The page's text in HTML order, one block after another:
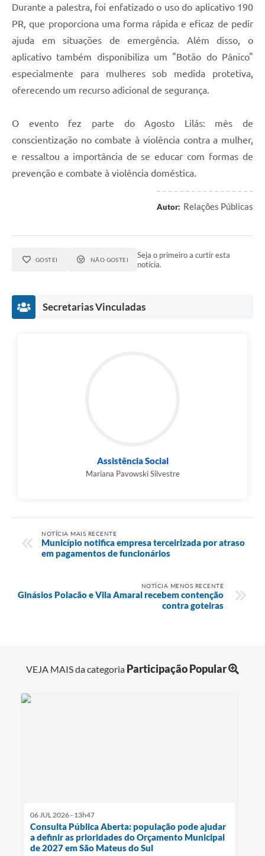
Projetos
Logo Prefeitura de São Mateus do Sul
Links
SIC
Briefing de Ações, Divulgações e Eventos
Solicitação de Remoção: Instituições Escolares
Durante a palestra, foi enfatizado o uso do aplicativo 190
PR, que proporciona uma forma rápida e eficaz de pedir
ajuda em situações de emergência. Além disso, o
aplicativo também disponibiliza um "Botão do Pânico"
especialmente para mulheres sob medida protetiva,
oferecendo um recurso adicional de segurança.
O evento fez parte do Agosto Lilás: mês de
conscientização no combate à violência contra a mulher,
e ressaltou a importância de se educar com formas de
prevenção e combate à violência doméstica.
Autor: Relações Públicas
GOSTEI NÃO GOSTEI
Seja o primeiro a curtir esta
notícia.
Secretarias Vinculadas
Assistência Social
Mariana Pavowski Silvestre
NOTÍCIA MAIS RECENTE
Município notifica empresa terceirizada por atraso
em pagamentos de funcionários
NOTÍCIA MENOS RECENTE
Ginásios Polacão e Vila Amaral recebem contenção
contra goteiras
VEJA MAIS da categoria Participação Popular
06 JUL 2026 - 13h47
Consulta Pública Aberta: população pode ajudar
a definir as prioridades do Orçamento Municipal
de 2027 em São Mateus do Sul